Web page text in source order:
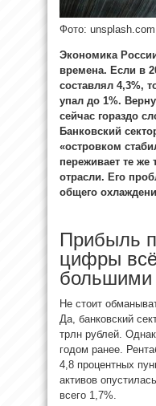
Фото: unsplash.com
Экономика
времена. Если в
составлял 4,3%,
упал до 1%.
сейчас гораздо
Банковский
«островком
переживает те же
отрасли. Его
общего
Прибыль
цифры
большими
Не стоит
Да, банковский
трлн рублей.
годом ранее.
4,8 процентных
активов
всего 1,7%.